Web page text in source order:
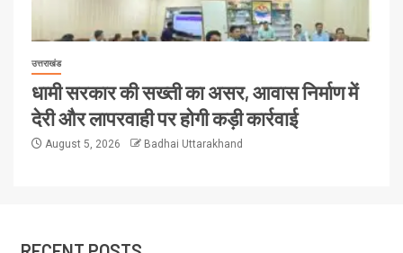
उत्तराखंड
धामी सरकार की सख्ती का असर, आवास निर्माण में
देरी और लापरवाही पर होगी कड़ी कार्रवाई
August 5, 2026 Badhai Uttarakhand